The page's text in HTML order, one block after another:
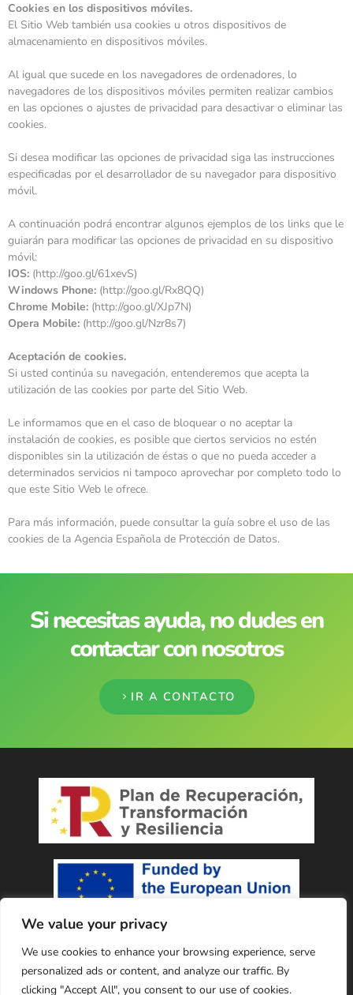
We value your privacy
We use cookies to enhance your browsing experience, serve
personalized ads or content, and analyze our traffic. By
clicking "Accept All", you consent to our use of cookies.
Cookies en los dispositivos móviles.
El Sitio Web también usa cookies u otros dispositivos de
almacenamiento en dispositivos móviles.
Al igual que sucede en los navegadores de ordenadores, lo
navegadores de los dispositivos móviles permiten realizar cambios
en las opciones o ajustes de privacidad para desactivar o eliminar las
cookies.
Si desea modificar las opciones de privacidad siga las instrucciones
especificadas por el desarrollador de su navegador para dispositivo
móvil.
A continuación podrá encontrar algunos ejemplos de los links que le
guiarán para modificar las opciones de privacidad en su dispositivo
móvil:
IOS: (http://goo.gl/61xevS)
Windows Phone: (http://goo.gl/Rx8QQ)
Chrome Mobile: (http://goo.gl/XJp7N)
Opera Mobile: (http://goo.gl/Nzr8s7)
Aceptación de cookies.
Si usted continúa su navegación, entenderemos que acepta la
utilización de las cookies por parte del Sitio Web.
Le informamos que en el caso de bloquear o no aceptar la
instalación de cookies, es posible que ciertos servicios no estén
disponibles sin la utilización de éstas o que no pueda acceder a
determinados servicios ni tampoco aprovechar por completo todo lo
que este Sitio Web le ofrece.
Para más información, puede consultar la guía sobre el uso de las
cookies de la Agencia Española de Protección de Datos.
Si necesitas ayuda, no dudes en
contactar con nosotros
IR A CONTACTO
Copyright © 2023 Cabo Residuos, S.L. Todos los derechos reservados.